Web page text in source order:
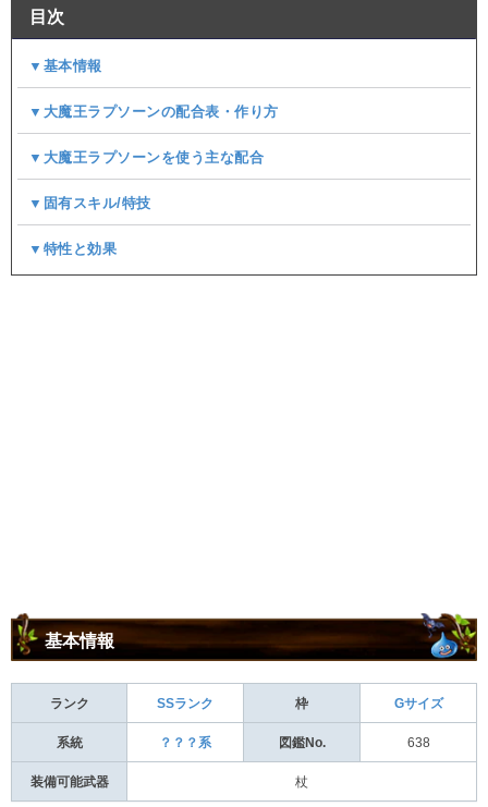
目次
▼基本情報
▼大魔王ラプソーンの配合表・作り方
▼大魔王ラプソーンを使う主な配合
▼固有スキル/特技
▼特性と効果
基本情報
ランク SSランク 枠 Gサイズ
系統 ？？？系 図鑑No. 638
装備可能武器 杖